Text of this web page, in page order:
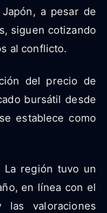
a pesar de
siguen cotizando
al conflicto.
del precio de
bursátil desde
establece como
La región tuvo un
en línea con el
las valoraciones